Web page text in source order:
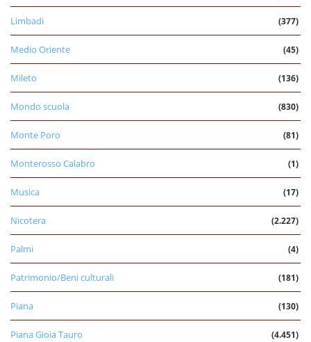
Limbadi (377)
Medio Oriente (45)
Mileto (136)
Mondo scuola (830)
Monte Poro (81)
Monterosso Calabro (1)
Musica (17)
Nicotera (2.227)
Palmi (4)
Patrimonio/Beni culturali (181)
Piana (130)
Piana Gioia Tauro (4.451)